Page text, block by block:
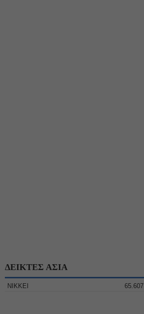
ΔΕΙΚΤΕΣ ΑΣΙΑ
NIKKEI 65.607